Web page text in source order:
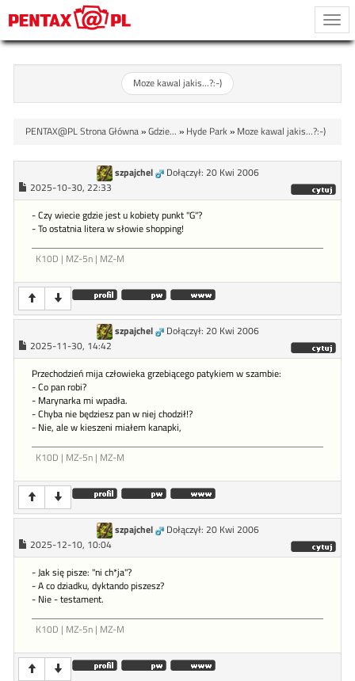
Moze kawal jakis...?:-)
PENTAX@PL Strona Główna»Gdzie... » Hyde Park» Moze kawal jakis...?:-)
szpajchel
Dołączył: 20 Kwi 2006
2025-10-30, 22:33
- Czy wiecie gdzie jest u kobiety punkt "G"?
- To ostatnia litera w słowie shopping!
K10D | MZ-5n | MZ-M
szpajchel
Dołączył: 20 Kwi 2006
2025-11-30, 14:42
Przechodzień mija człowieka grzebiącego patykiem w szambie:
- Co pan robi?
- Marynarka mi wpadła.
- Chyba nie będziesz pan w niej chodził!?
- Nie, ale w kieszeni miałem kanapki,
K10D | MZ-5n | MZ-M
szpajchel
Dołączył: 20 Kwi 2006
2025-12-10, 10:04
- Jak się pisze: "ni ch*ja"?
- A co dziadku, dyktando piszesz?
- Nie - testament.
K10D | MZ-5n | MZ-M